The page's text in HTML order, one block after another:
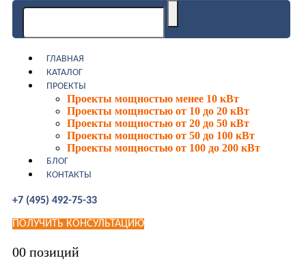
ГЛАВНАЯ
КАТАЛОГ
ПРОЕКТЫ
Проекты мощностью менее 10 кВт
Проекты мощностью от 10 до 20 кВт
Проекты мощностью от 20 до 50 кВт
Проекты мощностью от 50 до 100 кВт
Проекты мощностью от 100 до 200 кВт
БЛОГ
КОНТАКТЫ
+7 (495) 492-75-33
ПОЛУЧИТЬ КОНСУЛЬТАЦИЮ
00 позиций